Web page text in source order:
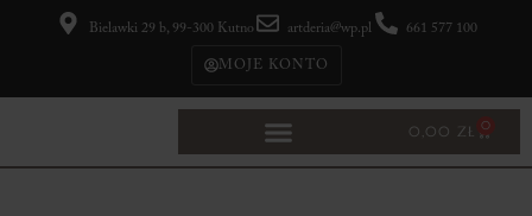
MOJE KONTO
Bielawki 29 b, 99-300 Kutno artderia@wp.pl 661 577 100
0,00 ZŁ 0